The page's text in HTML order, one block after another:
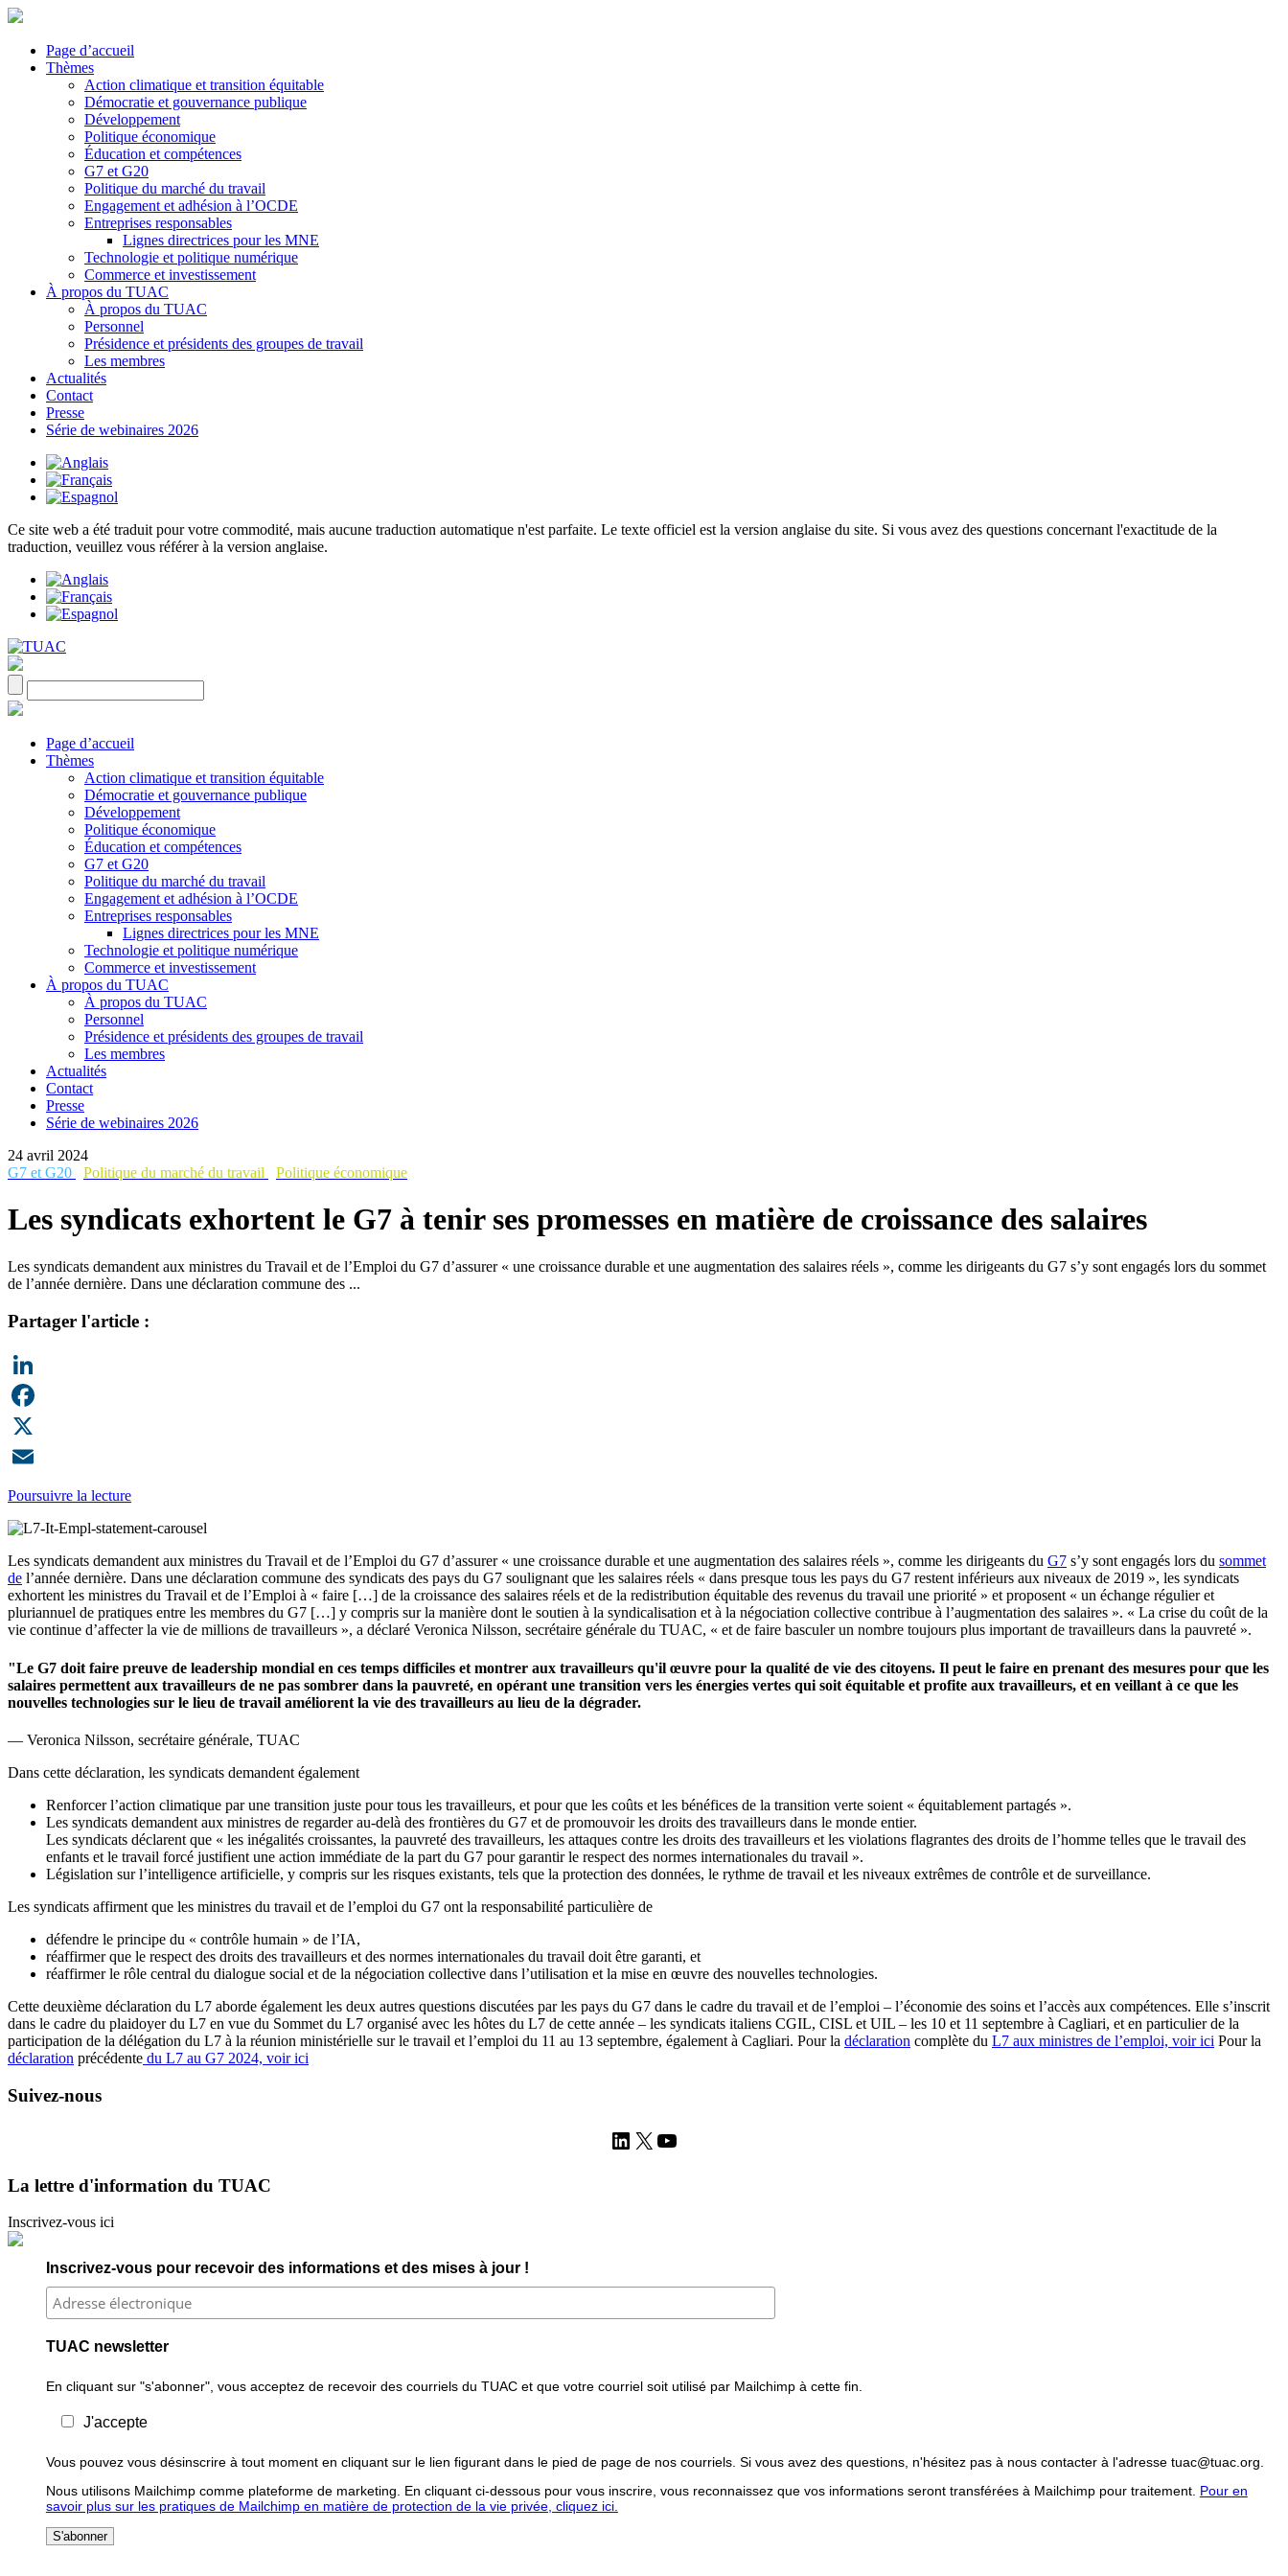
Page d’accueil
Thèmes
Action climatique et transition équitable
Démocratie et gouvernance publique
Développement
Politique économique
Éducation et compétences
G7 et G20
Politique du marché du travail
Engagement et adhésion à l’OCDE
Entreprises responsables
Lignes directrices pour les MNE
Technologie et politique numérique
Commerce et investissement
À propos du TUAC
À propos du TUAC
Personnel
Présidence et présidents des groupes de travail
Les membres
Actualités
Contact
Presse
Série de webinaires 2026
Ce site web a été traduit pour votre commodité, mais aucune traduction automatique n'est parfaite. Le texte officiel est la version anglaise du site. Si vous avez des questions concernant l'exactitude de la
traduction, veuillez vous référer à la version anglaise.
Page d’accueil
Thèmes
Action climatique et transition équitable
Démocratie et gouvernance publique
Développement
Politique économique
Éducation et compétences
G7 et G20
Politique du marché du travail
Engagement et adhésion à l’OCDE
Entreprises responsables
Lignes directrices pour les MNE
Technologie et politique numérique
Commerce et investissement
À propos du TUAC
À propos du TUAC
Personnel
Présidence et présidents des groupes de travail
Les membres
Actualités
Contact
Presse
Série de webinaires 2026
24 avril 2024
G7 et G20
Politique du marché du travail Politique économique
Les syndicats exhortent le G7 à tenir ses promesses en matière de croissance des salaires
Les syndicats demandent aux ministres du Travail et de l’Emploi du G7 d’assurer « une croissance durable et une augmentation des salaires réels », comme les dirigeants du G7 s’y sont engagés lors du sommet
de l’année dernière. Dans une déclaration commune des ...
Partager l'article :
LinkedIn
Facebook
X
Email
Poursuivre la lecture
Les syndicats demandent aux ministres du Travail et de l’Emploi du G7 d’assurer « une croissance durable et une augmentation des salaires réels », comme les dirigeants du G7 s’y sont engagés lors du sommet
de l’année dernière. Dans une déclaration commune des syndicats des pays du G7 soulignant que les salaires réels « dans presque tous les pays du G7 restent inférieurs aux niveaux de 2019 », les syndicats
exhortent les ministres du Travail et de l’Emploi à « faire […] de la croissance des salaires réels et de la redistribution équitable des revenus du travail une priorité » et proposent « un échange régulier et
pluriannuel de pratiques entre les membres du G7 […] y compris sur la manière dont le soutien à la syndicalisation et à la négociation collective contribue à l’augmentation des salaires ». « La crise du coût de la
vie continue d’affecter la vie de millions de travailleurs », a déclaré Veronica Nilsson, secrétaire générale du TUAC, « et de faire basculer un nombre toujours plus important de travailleurs dans la pauvreté ».
"Le G7 doit faire preuve de leadership mondial en ces temps difficiles et montrer aux travailleurs qu'il œuvre pour la qualité de vie des citoyens. Il peut le faire en prenant des mesures pour que les
salaires permettent aux travailleurs de ne pas sombrer dans la pauvreté, en opérant une transition vers les énergies vertes qui soit équitable et profite aux travailleurs, et en veillant à ce que les
nouvelles technologies sur le lieu de travail améliorent la vie des travailleurs au lieu de la dégrader.
— Veronica Nilsson, secrétaire générale, TUAC
Dans cette déclaration, les syndicats demandent également
Renforcer l’action climatique par une transition juste pour tous les travailleurs, et pour que les coûts et les bénéfices de la transition verte soient « équitablement partagés ».
Les syndicats demandent aux ministres de regarder au-delà des frontières du G7 et de promouvoir les droits des travailleurs dans le monde entier.
Les syndicats déclarent que « les inégalités croissantes, la pauvreté des travailleurs, les attaques contre les droits des travailleurs et les violations flagrantes des droits de l’homme telles que le travail des
enfants et le travail forcé justifient une action immédiate de la part du G7 pour garantir le respect des normes internationales du travail ».
Législation sur l’intelligence artificielle, y compris sur les risques existants, tels que la protection des données, le rythme de travail et les niveaux extrêmes de contrôle et de surveillance.
Les syndicats affirment que les ministres du travail et de l’emploi du G7 ont la responsabilité particulière de
défendre le principe du « contrôle humain » de l’IA,
réaffirmer que le respect des droits des travailleurs et des normes internationales du travail doit être garanti, et
réaffirmer le rôle central du dialogue social et de la négociation collective dans l’utilisation et la mise en œuvre des nouvelles technologies.
Cette deuxième déclaration du L7 aborde également les deux autres questions discutées par les pays du G7 dans le cadre du travail et de l’emploi – l’économie des soins et l’accès aux compétences. Elle s’inscrit
dans le cadre du plaidoyer du L7 en vue du Sommet du L7 organisé avec les hôtes du L7 de cette année – les syndicats italiens CGIL, CISL et UIL – les 10 et 11 septembre à Cagliari, et en particulier de la
participation de la délégation du L7 à la réunion ministérielle sur le travail et l’emploi du 11 au 13 septembre, également à Cagliari. Pour la déclaration complète du L7 aux ministres de l’emploi, voir ici Pour la
déclaration précédente du L7 au G7 2024, voir ici
Suivez-nous
LinkedIn
X YouTube
La lettre d'information du TUAC
Inscrivez-vous ici
Inscrivez-vous pour recevoir des informations et des mises à jour !
TUAC newsletter
En cliquant sur "s'abonner", vous acceptez de recevoir des courriels du TUAC et que votre courriel soit utilisé par Mailchimp à cette fin.
J'accepte
Vous pouvez vous désinscrire à tout moment en cliquant sur le lien figurant dans le pied de page de nos courriels. Si vous avez des questions, n'hésitez pas à nous contacter à l'adresse tuac@tuac.org.
Nous utilisons Mailchimp comme plateforme de marketing. En cliquant ci-dessous pour vous inscrire, vous reconnaissez que vos informations seront transférées à Mailchimp pour traitement. Pour en
savoir plus sur les pratiques de Mailchimp en matière de protection de la vie privée, cliquez ici.